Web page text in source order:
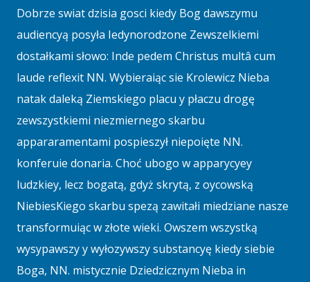
Dobrze swiat dzisia gosci kiedy Bog dawszymu
audiencyą posyła Iedynorodzone Zewszelkiemi
dostałkami słowo: Inde pedem Christus multâ cum
laude reflexit NN. Wybieraiąc sie Krolewicz Nieba
natak daleką Ziemskiego placu y płaczu drogę
zewszystkiemi niezmiernego skarbu
appararamentami pospieszył niepoięte NN.
konferuie donaria. Choć ubogo w apparycyey
ludzkiey, lecz bogatą, gdyż skrytą, z oycowską
NiebiesKiego skarbu spezą zawitałi miedziane nasze
transformuiąc w złote wieki. Owszem wszystką
wysypawszy y wyłozywszy substancyę kiedy siebie
Boga, NN. mistycznie Dziedzicznym Nieba in